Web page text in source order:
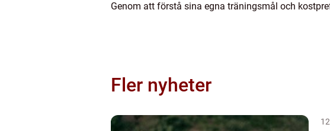
Genom att förstå sina egna träningsmål och
Fler nyheter